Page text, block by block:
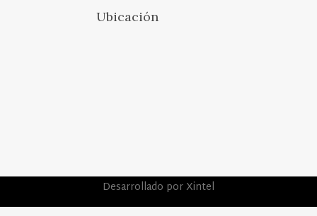
Ubicación
Desarrollado por Xintel